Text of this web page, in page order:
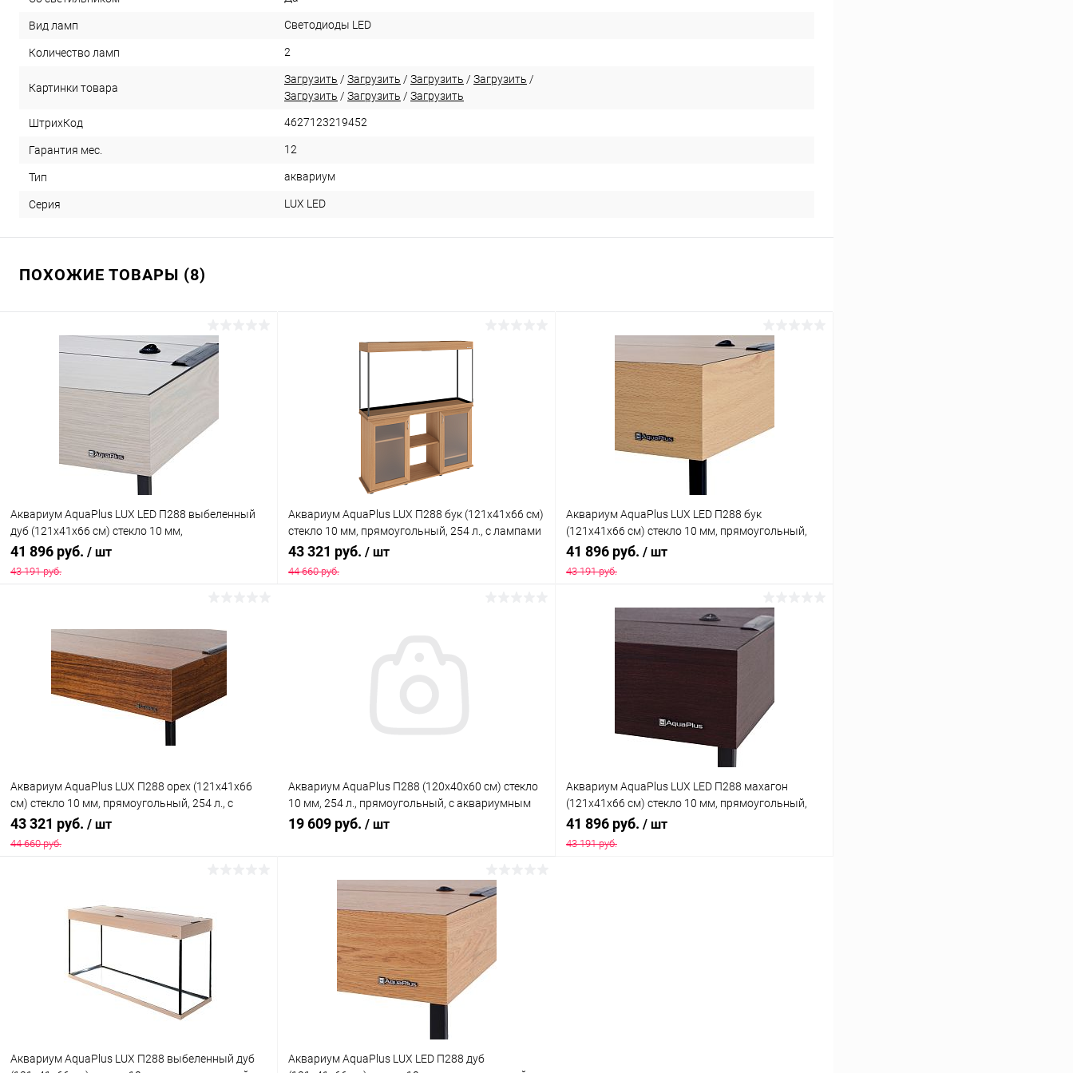
Вид ламп Светодиоды LED
Количество ламп 2
Картинки товара
Загрузить / Загрузить / Загрузить / Загрузить /
Загрузить / Загрузить / Загрузить
ШтрихКод 4627123219452
Гарантия мес. 12
Тип аквариум
Серия LUX LED
ПОХОЖИЕ ТОВАРЫ (8)
Аквариум AquaPlus LUX LED П288 выбеленный
дуб (121х41х66 см) стекло 10 мм,
прямоугольный, 254 л., аквариумный коврик
41 896 руб. / шт
43 191 руб.
Купить в 1 клик Сравнение
В избранное Под заказ
Аквариум AquaPlus LUX П288 бук (121х41х66 см)
стекло 10 мм, прямоугольный, 254 л., с лампами
Т8 2х38 Вт, аквар. коврик
43 321 руб. / шт
44 660 руб.
Аквариум AquaPlus LUX LED П288 бук
(121х41х66 см) стекло 10 мм, прямоугольный,
254 л., аквариумный коврик
41 896 руб. / шт
43 191 руб.
В корзину
Аквариум AquaPlus LUX П288 орех (121х41х66
см) стекло 10 мм, прямоугольный, 254 л., с
лампами Т8 2х38 Вт, аквар. коврик
43 321 руб. / шт
44 660 руб.
Сравнение
Аквариум AquaPlus П288 (120х40х60 см) стекло
10 мм, 254 л., прямоугольный, с аквариумным
ковриком
19 609 руб. / шт
В корзину
Купить в 1 клик Сравнение
В избранное В наличии
Аквариум AquaPlus LUX LED П288 махагон
(121х41х66 см) стекло 10 мм, прямоугольный,
254 л., аквариумный коврик
41 896 руб. / шт
43 191 руб.
Аквариум AquaPlus LUX П288 выбеленный дуб
Аквариум AquaPlus LUX LED П288 дуб